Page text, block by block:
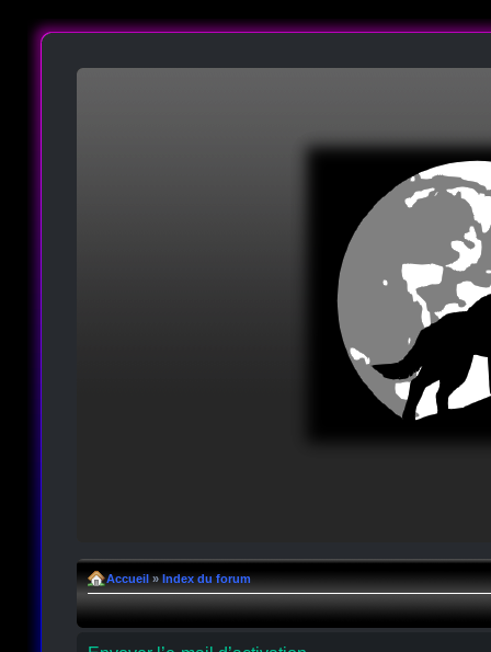
Accueil » Index du forum